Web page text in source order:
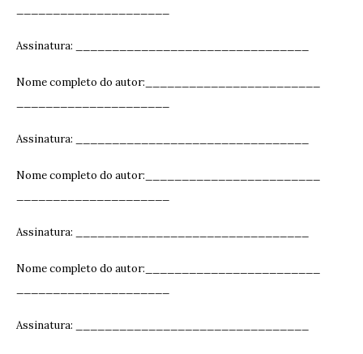
Assinatura: ______________________________
Nome completo do autor:________________________
Assinatura: ______________________________
Nome completo do autor:________________________
Assinatura: ______________________________
Nome completo do autor:________________________
Assinatura: ______________________________